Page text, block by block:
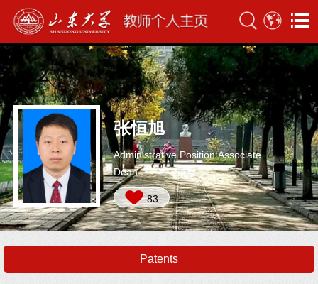
张恒旭
Administrative Position:Associate
Dean
83
Patents